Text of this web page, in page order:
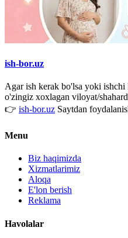
ish-bor.uz
Agar ish kerak bo'lsa yoki
o'zingiz xoxlagan viloyat/
👉 ish-bor.uz Saytdan
Menu
Biz haqimizda
Xizmatlarimiz
Aloqa
E'lon berish
Reklama
Havolalar